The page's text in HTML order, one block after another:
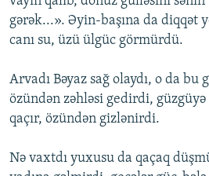
gərək...». Əyin-başına da diqqət
canı su, üzü ülgüc görmürdü.
Arvadı Bəyaz sağ olaydı, o da
özündən zəhləsi gedirdi, güzgüyə
qaçır, özündən gizlənirdi.
Nə vaxtdı yuxusu da qaçaq